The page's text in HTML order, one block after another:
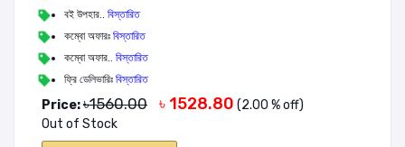
বই উপহার.. বিস্তারিত
কম্বো অফারঃ বিস্তারিত
কম্বো অফার.. বিস্তারিত
ফ্রি ডেলিভারিঃ বিস্তারিত
Price:৳1560.00 ৳ 1528.80 (2.00 % off)
Out of Stock